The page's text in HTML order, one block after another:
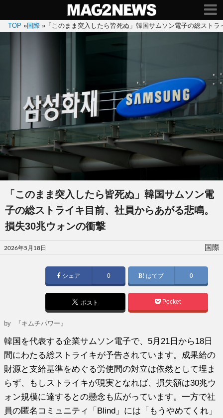
TOP »国際 » 「このまま突入したら皆死ぬ」韓国サムソン電子の総スト
「このまま突入したら皆死ぬ」韓国サムソン電
子の総ストライキ目前、社員からあがる悲鳴。
損失30兆ウォンの衝撃
投
稿
2026年5月18日 国際
シェア 0 はてブ 0
ポスト Pocket
by 『キムチパワー』
韓国を代表する企業サムソン電子で、5月21日から18日
間にわたる総ストライキが予告されています。成果給の
財源と支給基準をめぐる労使間の対立は依然として埋ま
らず、もしストライキが現実となれば、損失額は30兆ウ
ォン規模に達するとの懸念も広がっています。一方で社
員の匿名コミュニティ「Blind」には「もうやめてくれ」